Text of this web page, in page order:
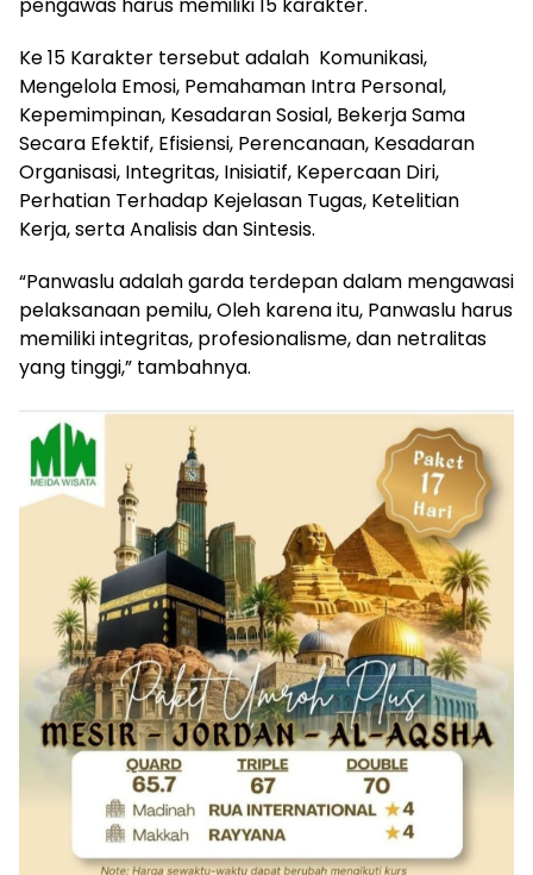
pengawas harus memiliki 15 karakter.
Ke 15 Karakter tersebut adalah Komunikasi,
Mengelola Emosi, Pemahaman Intra Personal,
Kepemimpinan, Kesadaran Sosial, Bekerja Sama
Secara Efektif, Efisiensi, Perencanaan, Kesadaran
Organisasi, Integritas, Inisiatif, Kepercaan Diri,
Perhatian Terhadap Kejelasan Tugas, Ketelitian
Kerja, serta Analisis dan Sintesis.
“Panwaslu adalah garda terdepan dalam mengawasi
pelaksanaan pemilu, Oleh karena itu, Panwaslu harus
memiliki integritas, profesionalisme, dan netralitas
yang tinggi,” tambahnya.